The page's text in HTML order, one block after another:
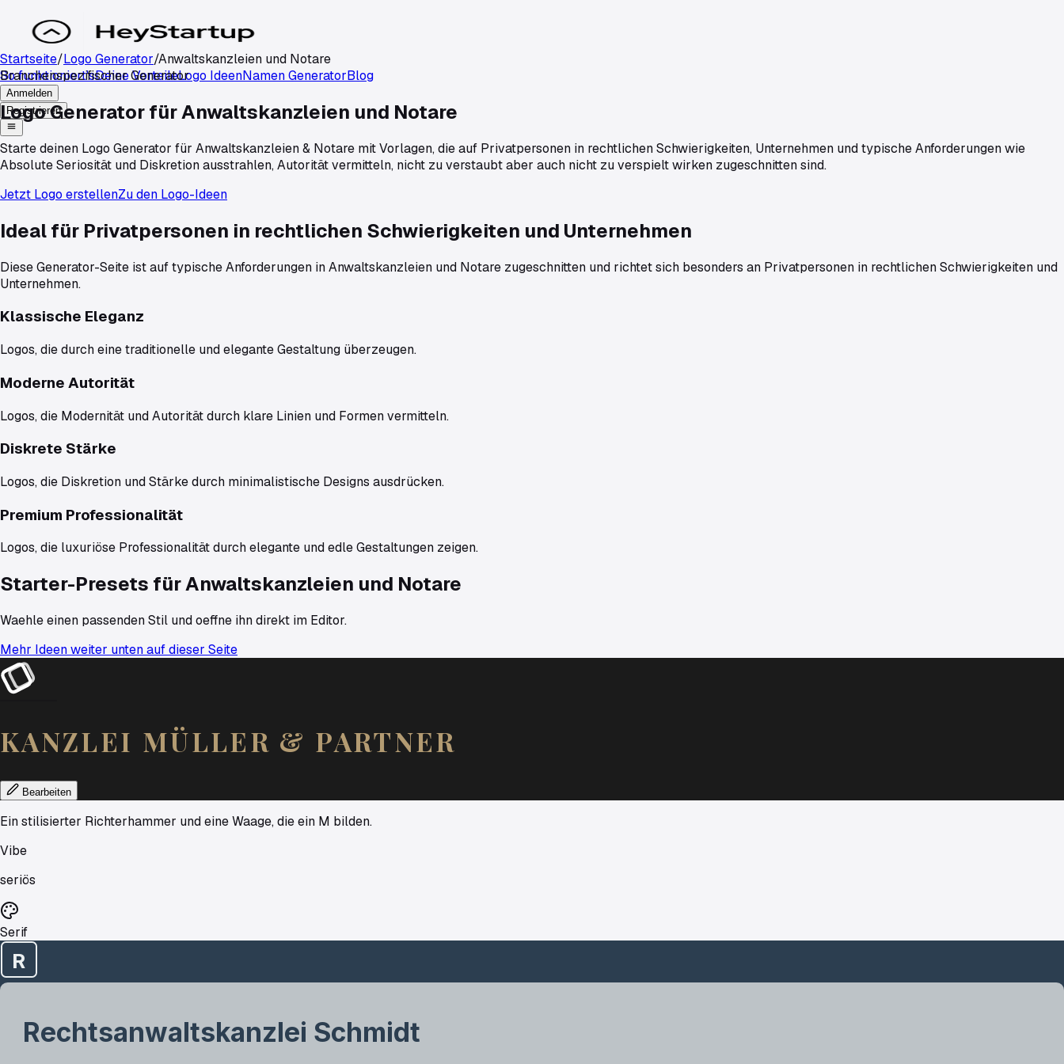
So funktioniert'sDeine VorteileLogo IdeenNamen GeneratorBlog
Anmelden
Registrieren
Startseite/Logo Generator/Anwaltskanzleien und Notare
Branchenspezifischer Generator
Logo Generator fürAnwaltskanzleien und Notare
Starte deinen Logo Generator für Anwaltskanzleien & Notare mit Vorlagen, die auf Privatpersonen in rechtlichen Schwierigkeiten, Unternehmen und typische Anforderungen wie
Absolute Seriosität und Diskretion ausstrahlen, Autorität vermitteln, nicht zu verstaubt aber auch nicht zu verspielt wirken zugeschnitten sind.
Jetzt Logo erstellenZu den Logo-Ideen
Ideal für Privatpersonen in rechtlichen Schwierigkeiten und Unternehmen
Diese Generator-Seite ist auf typische Anforderungen inAnwaltskanzleien und Notare zugeschnitten und richtet sich besonders an Privatpersonen in rechtlichen Schwierigkeiten und
Unternehmen.
Klassische Eleganz
Logos, die durch eine traditionelle und elegante Gestaltung überzeugen.
Moderne Autorität
Logos, die Modernität und Autorität durch klare Linien und Formen vermitteln.
Diskrete Stärke
Logos, die Diskretion und Stärke durch minimalistische Designs ausdrücken.
Premium Professionalität
Logos, die luxuriöse Professionalität durch elegante und edle Gestaltungen zeigen.
Starter-Presets fürAnwaltskanzleien und Notare
Waehle einen passenden Stil und oeffne ihn direkt im Editor.
Mehr Ideen weiter unten auf dieser Seite
KANZLEI MÜLLER & PARTNER
Bearbeiten
Ein stilisierter Richterhammer und eine Waage, die ein M bilden.
Vibe
seriös
Serif
R
Rechtsanwaltskanzlei Schmidt